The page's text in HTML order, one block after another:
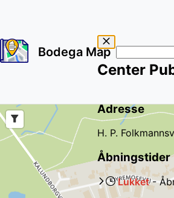
Bodega Map
No
results
Center
Adresse
H. P.
Åbningstider
Lukket-